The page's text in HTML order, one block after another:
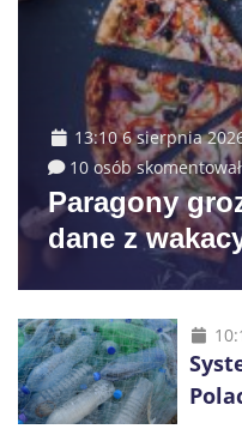
13:10 6 sierpnia
10 osób
Paragony
dane z